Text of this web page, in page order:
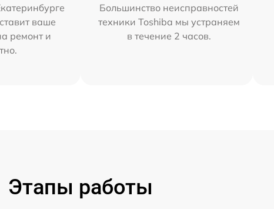
ваше
ремонт и
Большинство неисправностей
техники Toshiba мы устраняем
в течение 2 часов.
Этапы работы